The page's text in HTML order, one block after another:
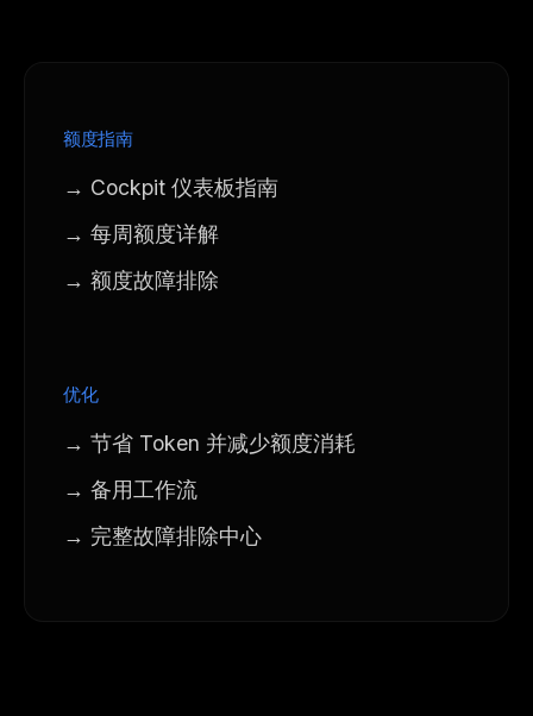
额度指南
→ Cockpit 仪表板指南
→ 每周额度详解
→ 额度故障排除
优化
→ 节省 Token 并减少额度消耗
→ 备用工作流
→ 完整故障排除中心